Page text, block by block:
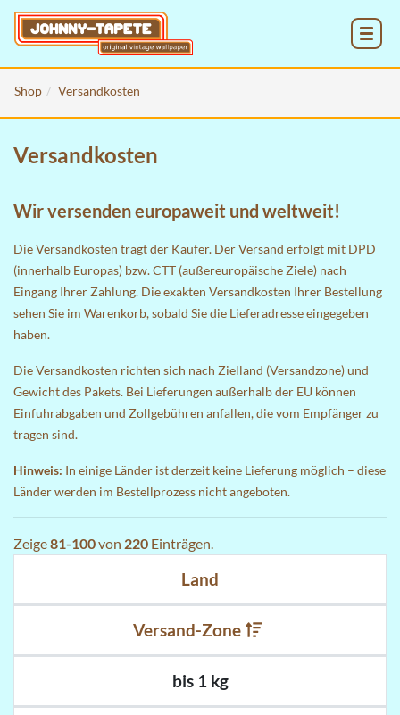
Shop Versandkosten
Versandkosten
Wir versenden europaweit und weltweit!
Die Versandkosten trägt der Käufer. Der Versand erfolgt mit DPD
(innerhalb Europas) bzw. CTT (außereuropäische Ziele) nach
Eingang Ihrer Zahlung. Die exakten Versandkosten Ihrer Bestellung
sehen Sie im Warenkorb, sobald Sie die Lieferadresse eingegeben
haben.
Die Versandkosten richten sich nach Zielland (Versandzone) und
Gewicht des Pakets. Bei Lieferungen außerhalb der EU können
Einfuhrabgaben und Zollgebühren anfallen, die vom Empfänger zu
tragen sind.
Hinweis: In einige Länder ist derzeit keine Lieferung möglich – diese
Länder werden im Bestellprozess nicht angeboten.
Zeige81-100von 220 Einträgen.
Land
Versand-Zone
bis 1 kg